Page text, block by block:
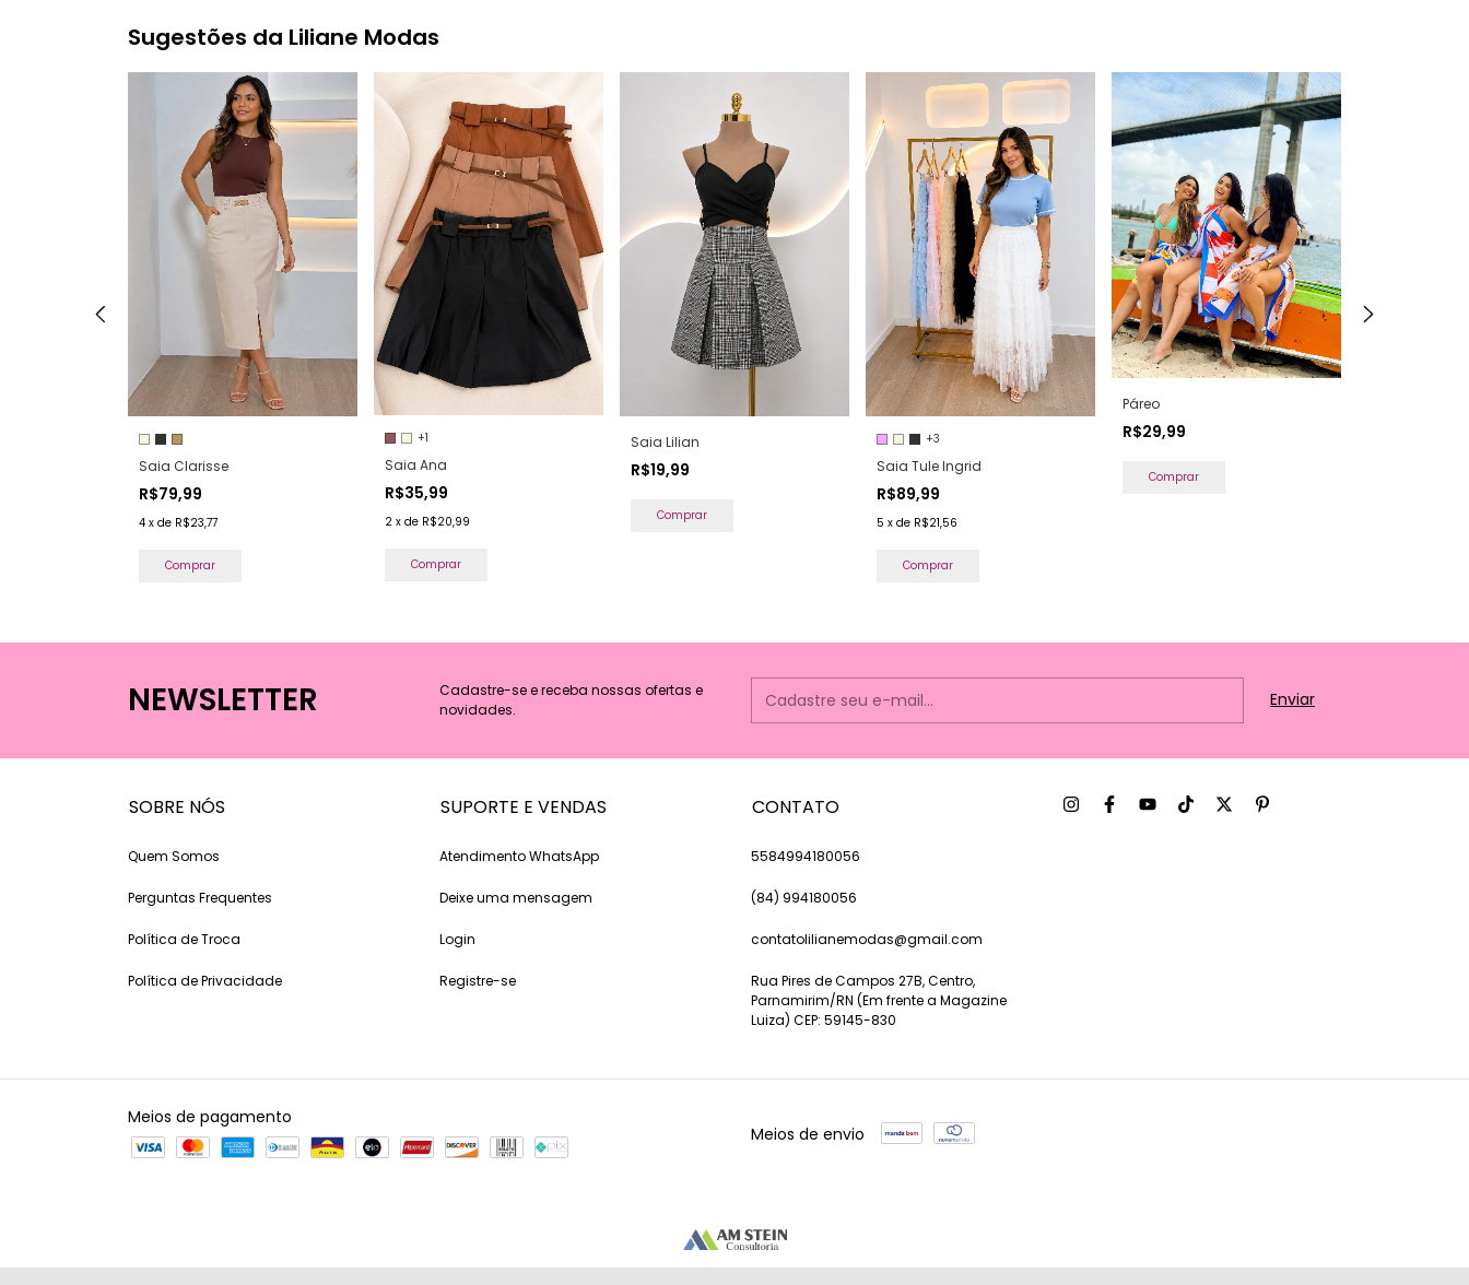
Sugestões da Liliane Modas
Saia Clarisse
R$79,99
4 x de R$23,77
Comprar
+1
Saia Ana
R$35,99
2 x de R$20,99
Comprar
Saia Lilian
R$19,99
Comprar
+3
Saia Tule Ingrid
R$89,99
5 x de R$21,56
Comprar
Páreo
R$29,99
Comprar
NEWSLETTER
Cadastre-se e receba nossas ofertas e
novidades.
SOBRE NÓS
Quem Somos
Perguntas Frequentes
Política de Troca
Política de Privacidade
SUPORTE E VENDAS
Atendimento WhatsApp
Deixe uma mensagem
Login
Registre-se
CONTATO
5584994180056
(84) 994180056
contatolilianemodas@gmail.com
Rua Pires de Campos 27B, Centro,
Parnamirim/RN (Em frente a Magazine
Luiza) CEP: 59145-830
Meios de pagamento
Meios de envio